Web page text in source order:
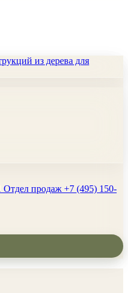
Отдел продаж +7 (495) 150-